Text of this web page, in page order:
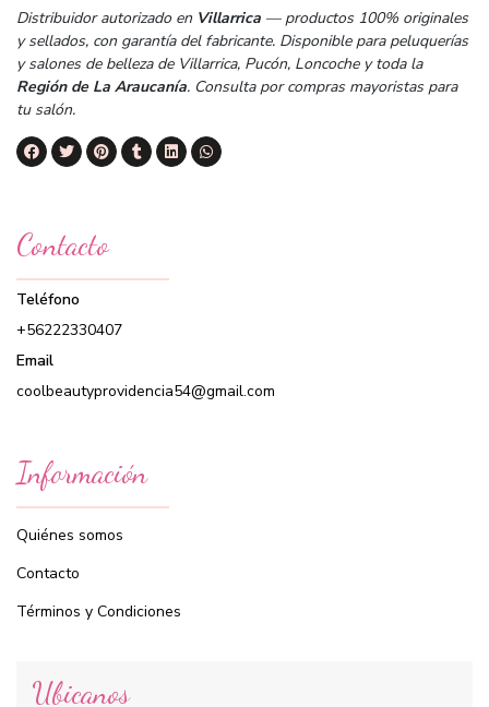
Distribuidor autorizado en Villarrica — productos 100% originales
y sellados, con garantía del fabricante. Disponible para peluquerías
y salones de belleza de Villarrica, Pucón, Loncoche y toda la
Región de La Araucanía. Consulta por compras mayoristas para
tu salón.
Contacto
Teléfono
+56222330407
Email
coolbeautyprovidencia54@gmail.com
Información
Quiénes somos
Contacto
Términos y Condiciones
Ubicanos